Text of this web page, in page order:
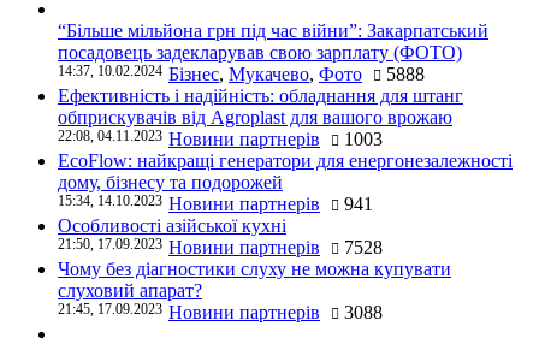
“Більше мільйона грн під час війни”: Закарпатський
посадовець задекларував свою зарплату (ФОТО)
14:37, 10.02.2024 Бізнес, Мукачево, Фото
5888
Ефективність і надійність: обладнання для штанг
обприскувачів від Agroplast для вашого врожаю
22:08, 04.11.2023 Новини партнерів
1003
EcoFlow: найкращі генератори для енергонезалежності
дому, бізнесу та подорожей
15:34, 14.10.2023 Новини партнерів
941
Особливості азійської кухні
21:50, 17.09.2023 Новини партнерів
7528
Чому без діагностики слуху не можна купувати
слуховий апарат?
21:45, 17.09.2023 Новини партнерів 3088